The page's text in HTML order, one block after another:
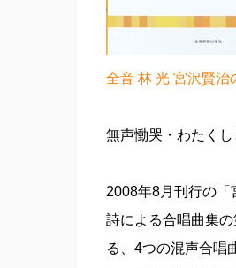
全音 林 光 宮沢賢治
無声慟哭・わたく
2008年8月刊行の
詩による合唱曲集
る、4つの混声合唱